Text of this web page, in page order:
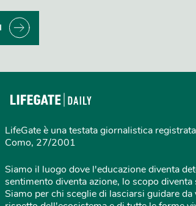
LifeGate è una testata giornalistica
Como, 27/2001
Siamo il luogo dove l'educazione diventa
sentimento diventa azione, lo scopo
Siamo per chi sceglie di lasciarsi guidare